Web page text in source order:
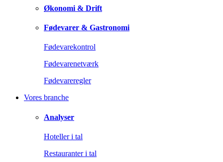
Økonomi & Drift
Fødevarer & Gastronomi
Fødevarekontrol
Fødevarenetværk
Fødevareregler
Vores branche
Analyser
Hoteller i tal
Restauranter i tal